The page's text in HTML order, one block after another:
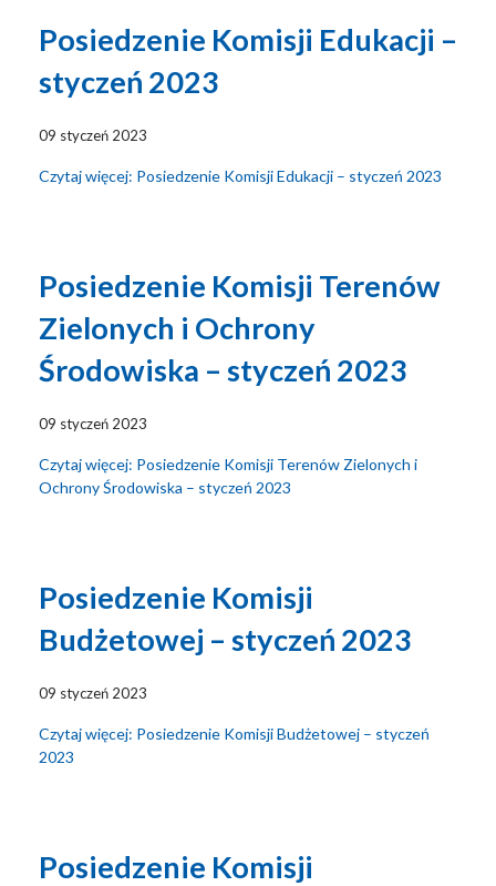
Posiedzenie Komisji Edukacji –
styczeń 2023
09 styczeń 2023
Czytaj więcej: Posiedzenie Komisji Edukacji – styczeń 2023
Posiedzenie Komisji Terenów
Zielonych i Ochrony
Środowiska – styczeń 2023
09 styczeń 2023
Czytaj więcej: Posiedzenie Komisji Terenów Zielonych i
Ochrony Środowiska – styczeń 2023
Posiedzenie Komisji
Budżetowej – styczeń 2023
09 styczeń 2023
Czytaj więcej: Posiedzenie Komisji Budżetowej – styczeń
2023
Posiedzenie Komisji